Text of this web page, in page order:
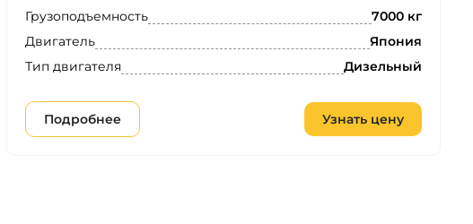
Грузоподъемность 7000 кг
Двигатель Япония
Тип двигателя Дизельный
Подробнее Узнать цену